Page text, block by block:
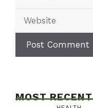
MOST RECENT